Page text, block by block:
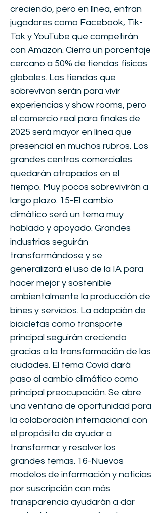
creciendo, pero en línea, entran
jugadores como Facebook, Tik-
Tok y YouTube que competirán
con Amazon. Cierra un porcentaje
cercano a 50% de tiendas físicas
globales. Las tiendas que
sobrevivan serán para vivir
experiencias y show rooms, pero
el comercio real para finales de
2025 será mayor en línea que
presencial en muchos rubros. Los
grandes centros comerciales
quedarán atrapados en el
tiempo. Muy pocos sobrevivirán a
largo plazo. 15-El cambio
climático será un tema muy
hablado y apoyado. Grandes
industrias seguirán
transformándose y se
generalizará el uso de la IA para
hacer mejor y sostenible
ambientalmente la producción de
bines y servicios. La adopción de
bicicletas como transporte
principal seguirán creciendo
gracias a la transformación de las
ciudades. El tema Covid dará
paso al cambio climático como
principal preocupación. Se abre
una ventana de oportunidad para
la colaboración internacional con
el propósito de ayudar a
transformar y resolver los
grandes temas. 16-Nuevos
modelos de información y noticias
por suscripción con más
transparencia ayudarán a dar